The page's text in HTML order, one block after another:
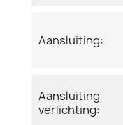
Aansluiting:
Aansluiting
verlichting: